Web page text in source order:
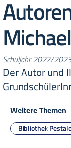
Schuljahr 2022/2023
Der Autor und
Weitere Themen
Bibliothek